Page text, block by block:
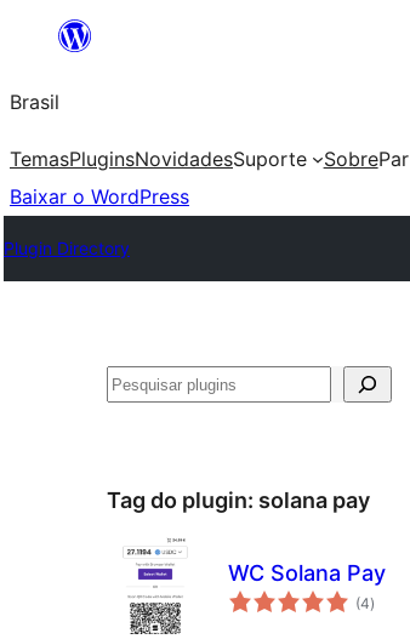
o
conteúdo
Brasil
TemasPluginsNovidadesSuporte Sobre
Baixar o WordPress
Plugin Directory
Pesquisar
Tag do plugin: solana pay
WC Solana Pay
(4total
de
)